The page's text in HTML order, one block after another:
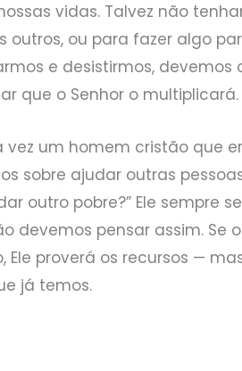
vidas. Talvez não
outros, ou para fazer algo
e desistirmos,
que o Senhor o multiplicará.
vez um homem cristão que
sobre ajudar outras
outro pobre?” Ele sempre
devemos pensar assim. Se
Ele proverá os recursos —
já temos.